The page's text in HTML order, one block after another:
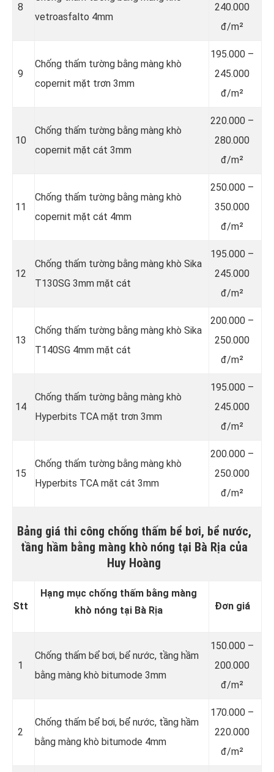
8
vetroasfalto 4mm
240.000
đ/m²
9
Chống thấm tường bằng màng khò
copernit mặt trơn 3mm
195.000 –
245.000
đ/m²
10
Chống thấm tường bằng màng khò
copernit mặt cát 3mm
220.000 –
280.000
đ/m²
11
Chống thấm tường bằng màng khò
copernit mặt cát 4mm
250.000 –
350.000
đ/m²
12
Chống thấm tường bằng màng khò Sika
T130SG 3mm mặt cát
195.000 –
245.000
đ/m²
13
Chống thấm tường bằng màng khò Sika
T140SG 4mm mặt cát
200.000 –
250.000
đ/m²
14
Chống thấm tường bằng màng khò
Hyperbits TCA mặt trơn 3mm
195.000 –
245.000
đ/m²
15
Chống thấm tường bằng màng khò
Hyperbits TCA mặt cát 3mm
200.000 –
250.000
đ/m²
Bảng giá thi công chống thấm bể bơi, bể nước,
tầng hầm bằng màng khò nóng tại Bà Rịa của
Huy Hoàng
Stt
Hạng mục chống thấm bằng màng
khò nóng tại Bà Rịa
Đơn giá
1
Chống thấm bể bơi, bể nước, tầng hầm
bằng màng khò bitumode 3mm
150.000 –
200.000
đ/m²
2
Chống thấm bể bơi, bể nước, tầng hầm
bằng màng khò bitumode 4mm
170.000 –
220.000
đ/m²